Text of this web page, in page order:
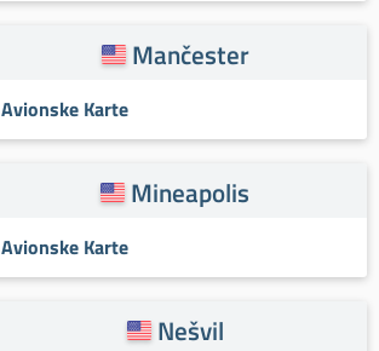
Mančester
Avionske Karte
Mineapolis
Avionske Karte
Nešvil